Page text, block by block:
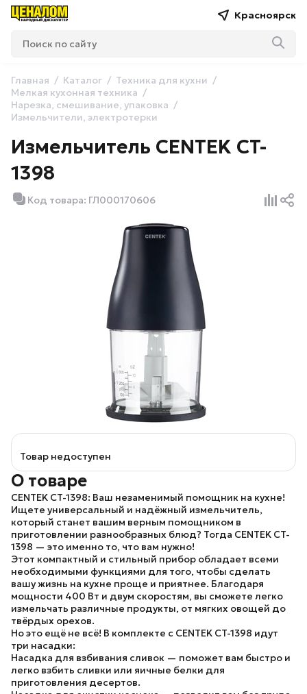
Красноярск
Главная Каталог
Техника для кухни
Мелкая кухонная техника
Нарезка, смешивание, упаковка
Измельчители, электротерки
Измельчитель CENTEK CT-
1398
Код товара: ГЛ000170606
Товар недоступен
О товаре
CENTEK CT-1398: Ваш незаменимый помощник на кухне!
Ищете универсальный и надёжный измельчитель,
который станет вашим верным помощником в
приготовлении разнообразных блюд? Тогда CENTEK CT-
1398 — это именно то, что вам нужно!
Этот компактный и стильный прибор обладает всеми
необходимыми функциями для того, чтобы сделать
вашу жизнь на кухне проще и приятнее. Благодаря
мощности 400 Вт и двум скоростям, вы сможете легко
измельчать различные продукты, от мягких овощей до
твёрдых орехов.
Но это ещё не всё! В комплекте с CENTEK CT-1398 идут
три насадки:
Насадка для взбивания сливок — поможет вам быстро и
легко взбить сливки или яичные белки для
приготовления десертов.